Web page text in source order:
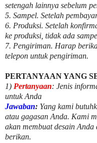
setengah lainnya sebelum
5. Sampel. Setelah
6. Produksi. Setelah
ke produksi, tidak ada
7. Pengiriman. Harap
telepon untuk pengiriman.
PERTANYAAN YANG
1) Pertanyaan: Jenis
untuk Anda
Jawaban: Yang kami
atau gagasan Anda. Kami
akan membuat desain
berikan.